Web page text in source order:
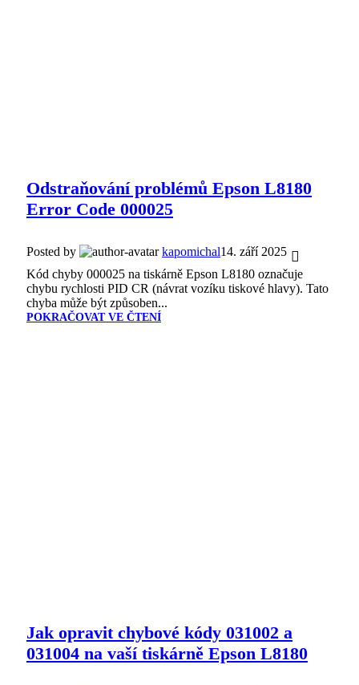
Odstraňování problémů Epson L8180
Error Code 000025
Posted by kapomichal14. září 2025
Kód chyby 000025 na tiskárně Epson L8180 označuje
chybu rychlosti PID CR (návrat vozíku tiskové hlavy). Tato
chyba může být způsoben...
POKRAČOVAT VE ČTENÍ
Jak opravit chybové kódy 031002 a
031004 na vaší tiskárně Epson L8180